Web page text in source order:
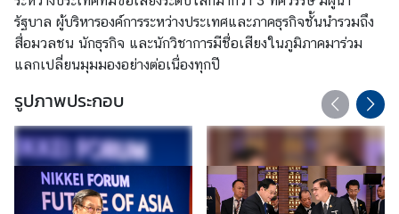
เ
ส
ริ
ม
คุ
ธ
ร
ร
ม
รัฐบาล ผู้บริหารองค์การระหว่างประเทศและภาคธุรกิจชั้นนำรวมถึง
สื่อมวลชน นักธุรกิจ และนักวิชาการมีชื่อเสียงในภูมิภาคมาร่วม
แลกเปลี่ยนมุมมองอย่างต่อเนื่องทุกปี
รูปภาพประกอบ